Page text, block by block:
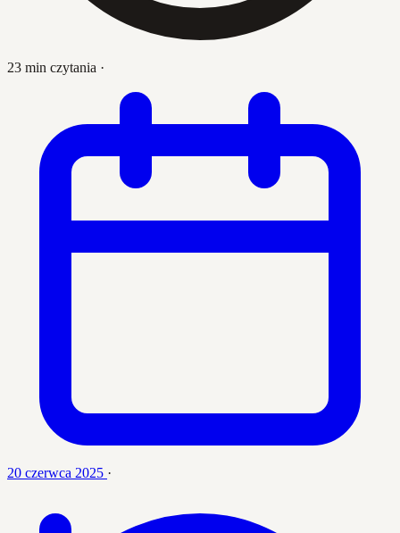
23 min czytania ·
20 czerwca 2025 ·